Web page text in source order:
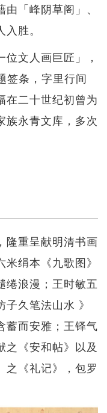
「峰阴草阁」、
胜。
文人画巨匠」，
签条，字里行间
在二十世纪初曾为
族永青文库，多次
隆重呈献明清书画
绢本《九歌图》
绻浪漫；王时敏五
久笔法山水 》
蓄而安雅；王铎气
之《安和帖》以及
之《礼记》，包罗